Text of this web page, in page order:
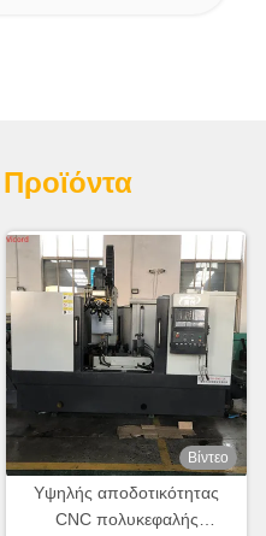
Προϊόντα
Βίντεο
Υψηλής αποδοτικότητας
CNC πολυκεφαλής